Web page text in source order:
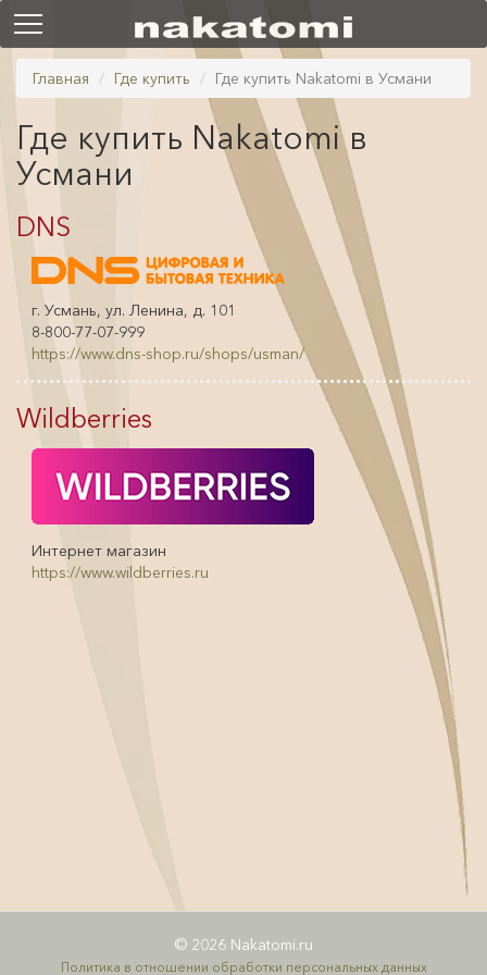
Главная Где купить Где купить Nakatomi в Усмани
Где купить Nakatomi в
Усмани
DNS
г. Усмань, ул. Ленина, д. 101
8-800-77-07-999
https://www.dns-shop.ru/shops/usman/
Wildberries
Интернет магазин
https://www.wildberries.ru
© 2026 Nakatomi.ru
Политика в отношении обработки персональных данных